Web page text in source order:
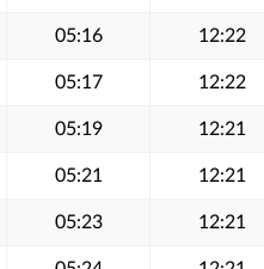
05:16 12:22
05:17 12:22
05:19 12:21
05:21 12:21
05:23 12:21